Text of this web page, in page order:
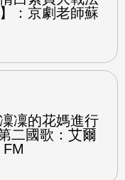
：京劇老師蘇
凜的花媽進行
二國歌：艾爾